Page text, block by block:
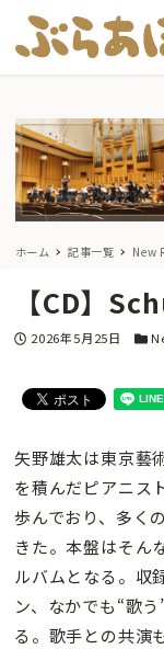
ホーム 記事一覧 New
【CD】
投稿日
2026年5月25日 カテ
矢野雄太は東京藝
を積んだピアニス
歩んでおり、多く
きた。本盤はそん
ルバムとなる。収
ン、なかでも“歌
る。歌手との共演